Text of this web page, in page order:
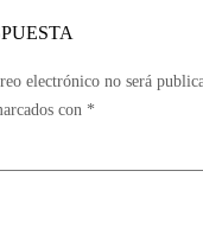
electrónico no será
con *